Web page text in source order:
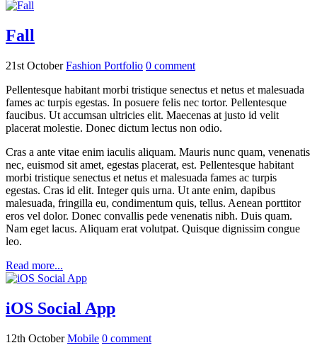
Fall
21st OctoberFashion Portfolio 0 comment
Pellentesque habitant morbi tristique senectus et netus et malesuada
fames ac turpis egestas. In posuere felis nec tortor. Pellentesque
faucibus. Ut accumsan ultricies elit. Maecenas at justo id velit
placerat molestie. Donec dictum lectus non odio.
Cras a ante vitae enim iaculis aliquam. Mauris nunc quam, venenatis
nec, euismod sit amet, egestas placerat, est. Pellentesque habitant
morbi tristique senectus et netus et malesuada fames ac turpis
egestas. Cras id elit. Integer quis urna. Ut ante enim, dapibus
malesuada, fringilla eu, condimentum quis, tellus. Aenean porttitor
eros vel dolor. Donec convallis pede venenatis nibh. Duis quam.
Nam eget lacus. Aliquam erat volutpat. Quisque dignissim congue
leo.
Read more...
iOS Social App
12th OctoberMobile 0 comment